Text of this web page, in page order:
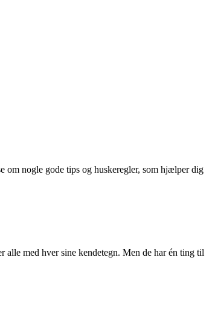
om nogle gode tips og huskeregler, som hjælper dig
med hver sine kendetegn. Men de har én ting til